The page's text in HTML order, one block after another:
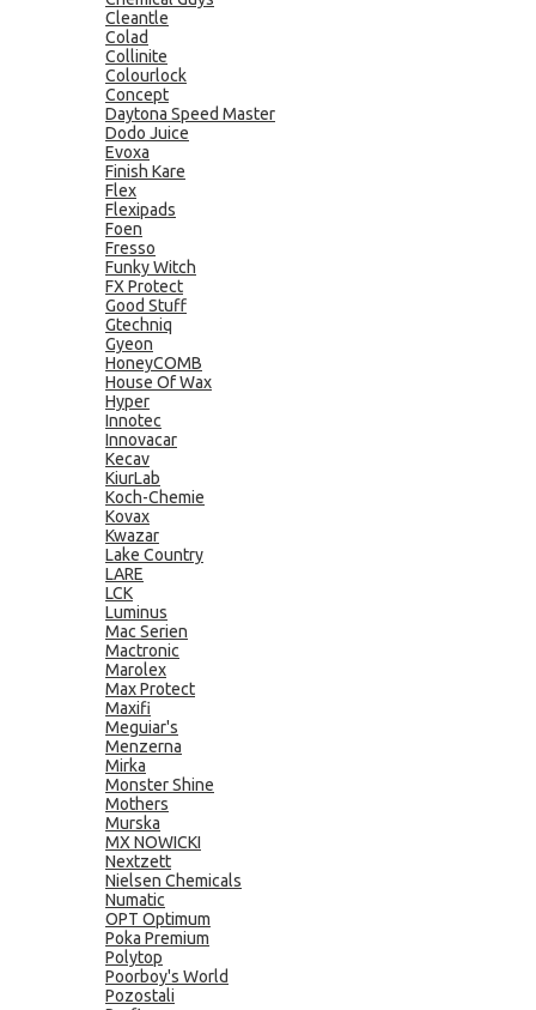
Cleantle
Colad
Collinite
Colourlock
Concept
Daytona Speed Master
Dodo Juice
Evoxa
Finish Kare
Flex
Flexipads
Foen
Fresso
Funky Witch
FX Protect
Good Stuff
Gtechniq
Gyeon
HoneyCOMB
House Of Wax
Hyper
Innotec
Innovacar
Kecav
KiurLab
Koch-Chemie
Kovax
Kwazar
Lake Country
LARE
LCK
Luminus
Mac Serien
Mactronic
Marolex
Max Protect
Maxifi
Meguiar's
Menzerna
Mirka
Monster Shine
Mothers
Murska
MX NOWICKI
Nextzett
Nielsen Chemicals
Numatic
OPT Optimum
Poka Premium
Polytop
Poorboy's World
Pozostali